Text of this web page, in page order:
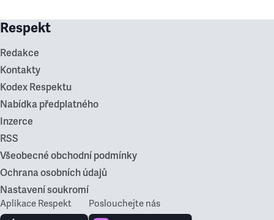
Respekt
Redakce
Kontakty
Kodex Respektu
Nabídka předplatného
Inzerce
RSS
Všeobecné obchodní podmínky
Ochrana osobních údajů
Nastavení soukromí
Aplikace Respekt Poslouchejte nás